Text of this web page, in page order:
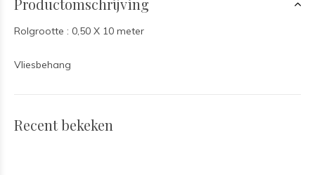
Productomschrijving
Rolgrootte : 0,50 X 10 meter
Vliesbehang
Recent bekeken